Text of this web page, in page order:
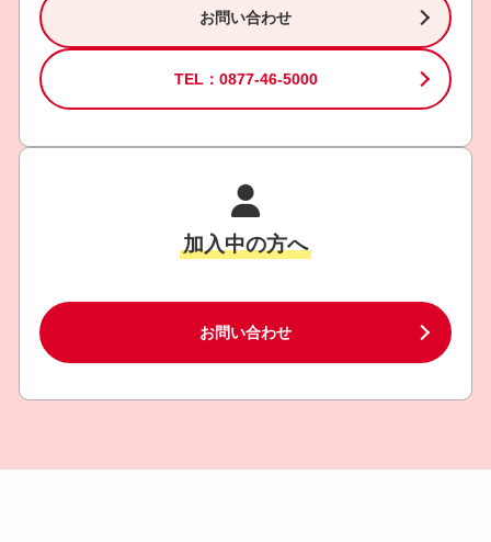
お問い合わせ
TEL：0877-46-5000
加入中の方へ
お問い合わせ